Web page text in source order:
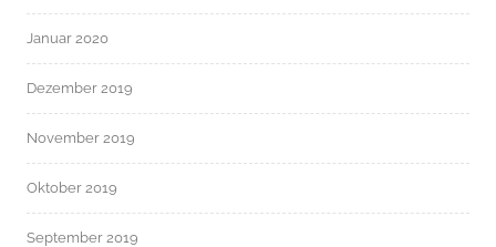
Januar 2020
Dezember 2019
November 2019
Oktober 2019
September 2019